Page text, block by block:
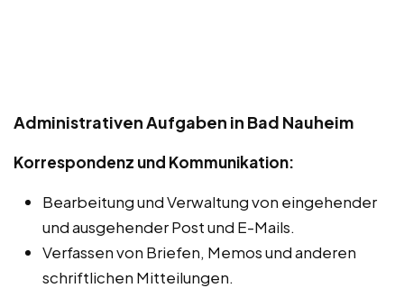
Administrativen Aufgaben in Bad Nauheim
Korrespondenz und Kommunikation:
Bearbeitung und Verwaltung von eingehender
und ausgehender Post und E-Mails.
Verfassen von Briefen, Memos und anderen
schriftlichen Mitteilungen.